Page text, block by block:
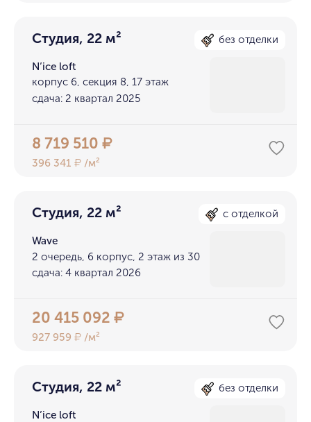
Студия, 22 м² без отделки
N’ice loft
корпус 6, секция 8, 17 этаж
сдача: 2 квартал 2025
8 719 510₽
396 341₽ /м²
Студия, 22 м² с отделкой
Wave
2 очередь, 6 корпус, 2 этаж из 30
сдача: 4 квартал 2026
20 415 092₽
927 959₽ /м²
Студия, 22 м² без отделки
N’ice loft